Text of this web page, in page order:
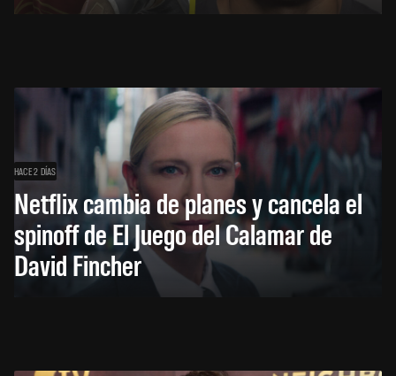
HACE 2 DÍAS
Netflix cambia de planes y cancela el
spinoff de El Juego del Calamar de
David Fincher